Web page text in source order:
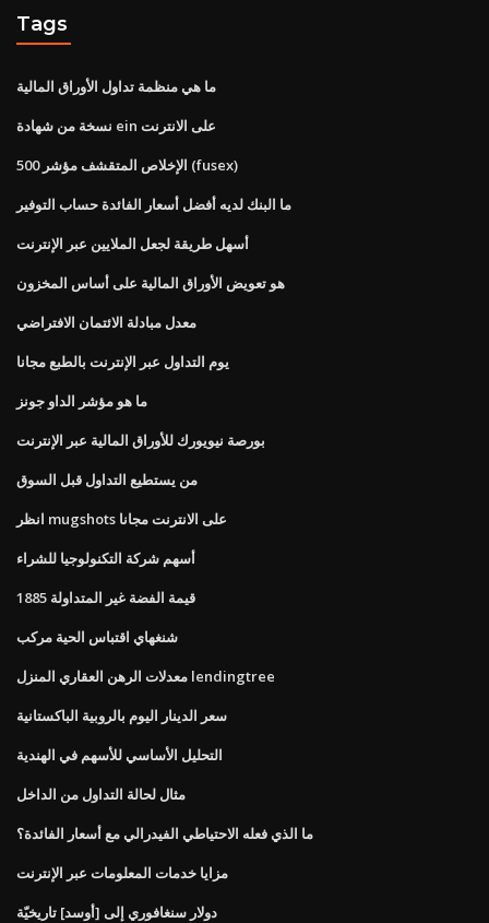
Tags
ما هي منظمة تداول الأوراق المالية
نسخة من شهادة ein على الانترنت
الإخلاص المتقشف مؤشر 500 (fusex)
ما البنك لديه أفضل أسعار الفائدة حساب التوفير
أسهل طريقة لجعل الملايين عبر الإنترنت
هو تعويض الأوراق المالية على أساس المخزون
معدل مبادلة الائتمان الافتراضي
يوم التداول عبر الإنترنت بالطبع مجانا
ما هو مؤشر الداو جونز
بورصة نيويورك للأوراق المالية عبر الإنترنت
من يستطيع التداول قبل السوق
انظر mugshots على الانترنت مجانا
أسهم شركة التكنولوجيا للشراء
قيمة الفضة غير المتداولة 1885
شنغهاي اقتباس الحية مركب
معدلات الرهن العقاري المنزل lendingtree
سعر الدينار اليوم بالروبية الباكستانية
التحليل الأساسي للأسهم في الهندية
مثال لحالة التداول من الداخل
ما الذي فعله الاحتياطي الفيدرالي مع أسعار الفائدة؟
مزايا خدمات المعلومات عبر الإنترنت
دولار سنغافوري إلى [أوسد] تاريخيّة